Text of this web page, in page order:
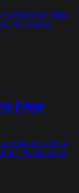
există pe rețea.
Air-Gap-ul.
Edge
execuție, a fi cu
Explorează